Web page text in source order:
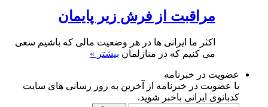
مراقبت از فرش زیر پایمان
اکثر ما ایرانی ها در هر وضعیت مالی که باشیم سعی
می کنیم که در منازلمان بیشتر »
عضویت در خبرنامه
با عضویت در خبرنامه از آخرین به روز رسانی های سایت
کدبانوی ایرانی باخبر شوید.